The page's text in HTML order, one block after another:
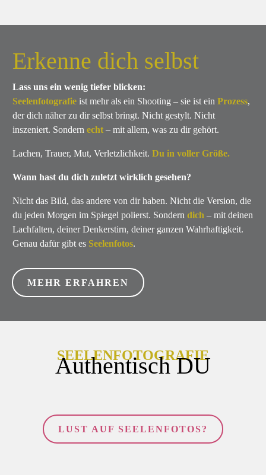
Erkenne dich selbst
Lass uns ein wenig tiefer blicken:
Seelenfotografie ist mehr als ein Shooting – sie ist ein Prozess,
der dich näher zu dir selbst bringt. Nicht gestylt. Nicht
inszeniert. Sondern echt – mit allem, was zu dir gehört.
Lachen, Trauer, Mut, Verletzlichkeit. Du in voller Größe.
Wann hast du dich zuletzt wirklich gesehen?
Nicht das Bild, das andere von dir haben. Nicht die Version, die
du jeden Morgen im Spiegel polierst. Sondern dich – mit deinen
Lachfalten, deiner Denkerstirn, deiner ganzen Wahrhaftigkeit.
Genau dafür gibt es Seelenfotos.
MEHR ERFAHREN
SEELENFOTOGRAFIE
Authentisch DU
LUST AUF SEELENFOTOS?